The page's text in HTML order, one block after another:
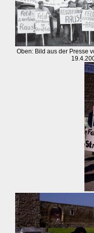
Oben: Bild aus der Presse